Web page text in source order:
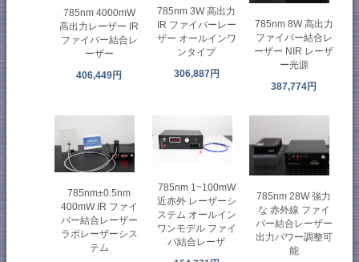
785nm 4000mW
高出力レーザー IR
ファイバー結合レ
ーザー
406,449円
785nm 3W 高出力
IR ファイバーレー
ザー オールインワ
ンタイプ
306,887円
785nm 8W 高出力
ファイバー結合レ
ーザー NIR レーザ
ー光源
387,774円
785nm±0.5nm
400mW IR ファイ
バー結合レーザー
ラボレーザーシス
テム
785nm 1~100mW
近赤外 レーザーシ
ステム オールイン
ワンモデル ファイ
バ結合レーザ
785nm 28W 強力
な 赤外線 ファイ
バー結合レーザー
出力パワー調整可
能